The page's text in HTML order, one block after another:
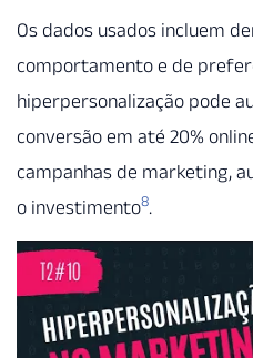
Os dados usados incluem
comportamento e de
hiperpersonalização pode
conversão em até 20%
campanhas de marketing,
o investimento8.